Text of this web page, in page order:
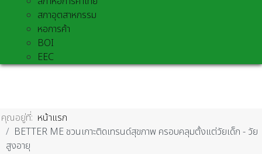
สภาอุตสาหกรรม
หอการค้า
BOI
EEC
คุณอยู่ที่: หน้าแรก
BETTER ME ชวนเกาะติดเทรนด์สุขภาพ ครอบคลุมตั้งแต่วัยเด็ก - วัย
สูงอายุ